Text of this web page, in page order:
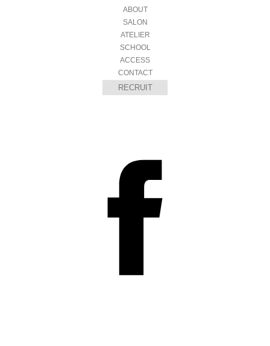
ABOUT
SALON
ATELIER
SCHOOL
ACCESS
CONTACT
RECRUIT